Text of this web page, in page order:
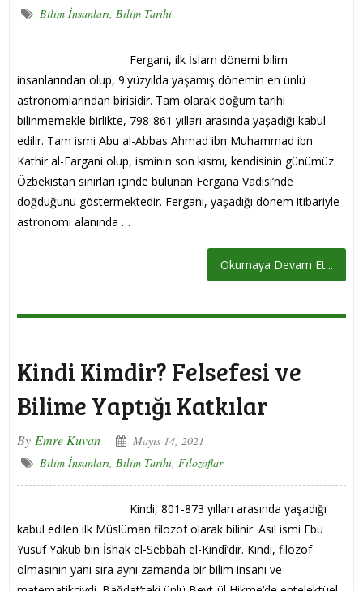
Bilim İnsanları, Bilim Tarihi
Fergani, ilk İslam dönemi bilim
insanlarından olup, 9.yüzyılda yaşamış dönemin en ünlü
astronomlarından birisidir. Tam olarak doğum tarihi
bilinmemekle birlikte, 798-861 yılları arasında yaşadığı kabul
edilir. Tam ismi Abu al-Abbas Ahmad ibn Muhammad ibn
Kathir al-Fargani olup, isminin son kısmı, kendisinin günümüz
Özbekistan sınırları içinde bulunan Fergana Vadisi’nde
doğduğunu göstermektedir. Fergani, yaşadığı dönem itibariyle
astronomi alanında …
Okumaya Devam Et...
Kindi Kimdir? Felsefesi ve
Bilime Yaptığı Katkılar
By Emre Kuvan
Mayıs 14, 2021
Bilim İnsanları, Bilim Tarihi, Filozoflar
Kindi, 801-873 yılları arasında yaşadığı
kabul edilen ilk Müslüman filozof olarak bilinir. Asıl ismi Ebu
Yusuf Yakub bin İshak el-Sebbah el-Kindî’dir. Kindi, filozof
olmasının yanı sıra aynı zamanda bir bilim insanı ve